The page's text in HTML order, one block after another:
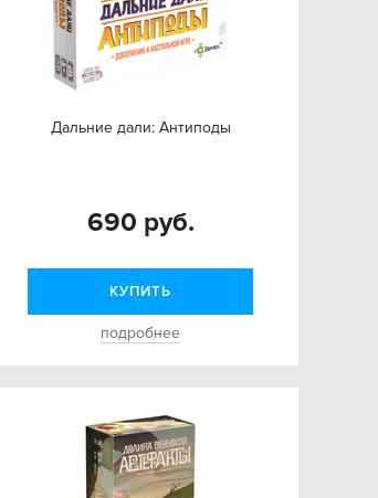
Дальние дали: Антиподы
690 руб.
КУПИТЬ
подробнее